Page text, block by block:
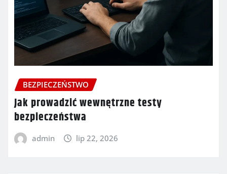
BEZPIECZEŃSTWO
Jak prowadzić wewnętrzne testy
bezpieczeństwa
admin lip 22, 2026